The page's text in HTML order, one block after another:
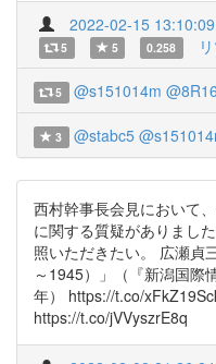
2022-02-15 13:10:09
5 5 0.258
5 @s151014m
3 @stabc5
西村幹事長会見において
に関する質疑がありまし
照いただきたい。 広瀬貞
～1945）」（『新潟国際
年） https://t.co/
https://t.co/jVVyszrE8q